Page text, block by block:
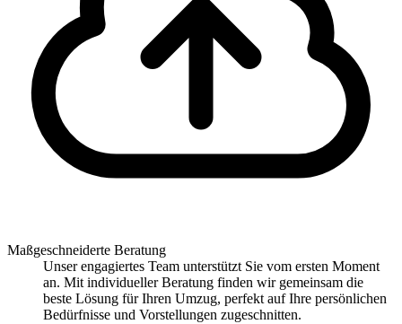
Maßgeschneiderte Beratung
Unser engagiertes Team unterstützt Sie vom ersten Moment
an. Mit individueller Beratung finden wir gemeinsam die
beste Lösung für Ihren Umzug, perfekt auf Ihre persönlichen
Bedürfnisse und Vorstellungen zugeschnitten.